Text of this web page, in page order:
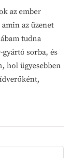
az ember
az üzenet
tudna
sorba, és
hol ügyesebben